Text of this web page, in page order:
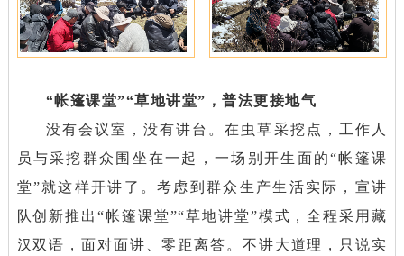
“帐篷课堂”“草地讲堂”，普法更接地气
没有会议室，没有讲台。在虫草采挖点，工作人
员与采挖群众围坐在一起，一场别开生面的“帐篷课
堂”就这样开讲了。考虑到群众生产生活实际，宣讲
队创新推出“帐篷课堂”“草地讲堂”模式，全程采用藏
汉双语，面对面讲、零距离答。不讲大道理，只说实